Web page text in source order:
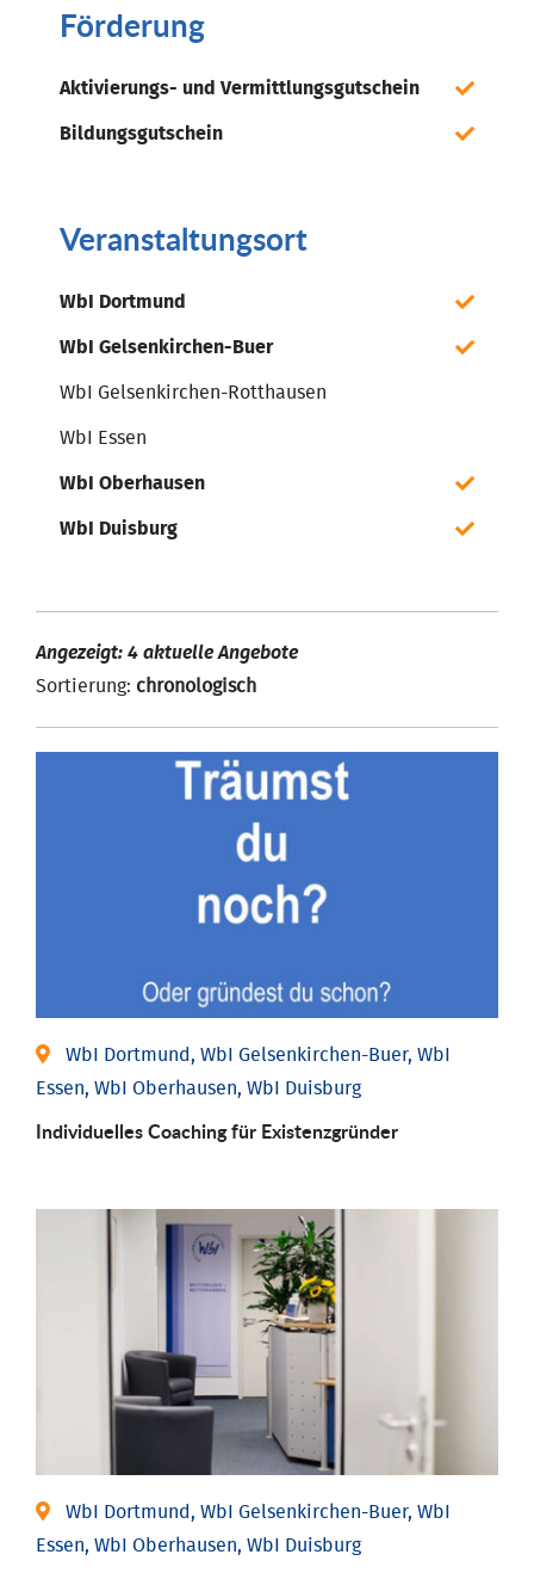
Förderung
Aktivierungs- und Vermittlungsgutschein
Bildungsgutschein
Veranstaltungsort
WbI Dortmund
WbI Gelsenkirchen-Buer
WbI Gelsenkirchen-Rotthausen
WbI Essen
WbI Oberhausen
WbI Duisburg
Angezeigt: 4 aktuelle Angebote
Sortierung: chronologisch
WbI Dortmund, WbI Gelsenkirchen-Buer, WbI
Essen, WbI Oberhausen, WbI Duisburg
Individu­elles Coaching für Existenz­gründer
WbI Dortmund, WbI Gelsenkirchen-Buer, WbI
Essen, WbI Oberhausen, WbI Duisburg